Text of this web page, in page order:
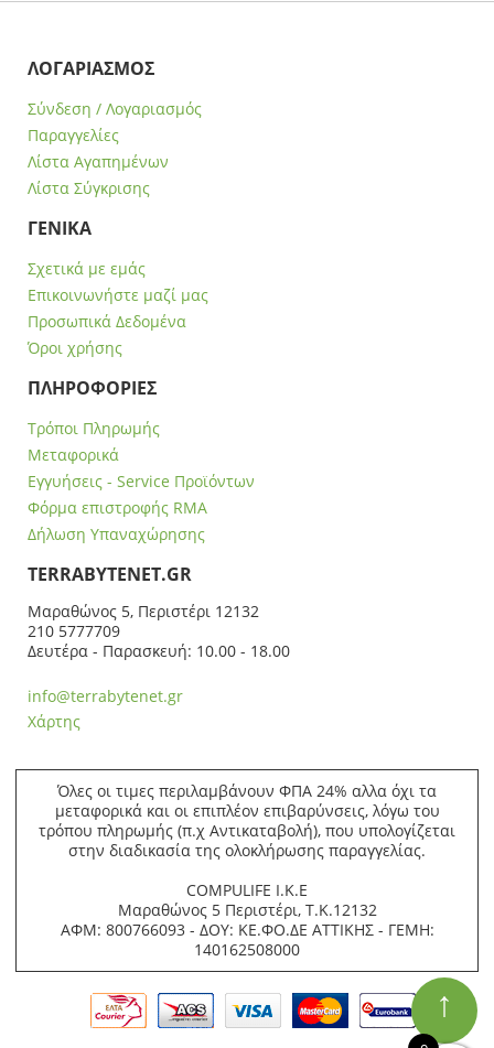
ΛΟΓΑΡΙΑΣΜΟΣ
Σύνδεση / Λογαριασμός
Παραγγελίες
Λίστα Αγαπημένων
Λίστα Σύγκρισης
ΓΕΝΙΚΑ
Σχετικά με εμάς
Επικοινωνήστε μαζί μας
Προσωπικά Δεδομένα
Όροι χρήσης
ΠΛΗΡΟΦΟΡΙΕΣ
Τρόποι Πληρωμής
Μεταφορικά
Εγγυήσεις - Service Προϊόντων
Φόρμα επιστροφής RMA
Δήλωση Υπαναχώρησης
ΤERRABYTENET.GR
Μαραθώνος 5, Περιστέρι 12132
210 5777709
Δευτέρα - Παρασκευή: 10.00 - 18.00
info@terrabytenet.gr
Χάρτης
Όλες οι τιμες περιλαμβάνουν ΦΠΑ 24% αλλα όχι τα
μεταφορικά και οι επιπλέον επιβαρύνσεις, λόγω του
τρόπου πληρωμής (π.χ Αντικαταβολή), που υπολογίζεται
στην διαδικασία της ολοκλήρωσης παραγγελίας.
COMPULIFE Ι.Κ.Ε
Μαραθώνος 5 Περιστέρι, Τ.Κ.12132
ΑΦΜ: 800766093 - ΔΟΥ: ΚΕ.ΦΟ.ΔΕ ΑΤΤΙΚΗΣ - ΓΕΜΗ:
140162508000
↑